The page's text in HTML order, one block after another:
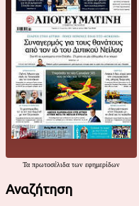
Τα πρωτοσέλιδα των εφημερίδων
Αναζήτηση